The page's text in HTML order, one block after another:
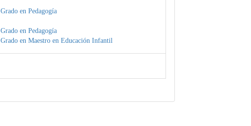
Grado en Pedagogía
Grado en Pedagogía
Grado en Maestro en Educación Infantil